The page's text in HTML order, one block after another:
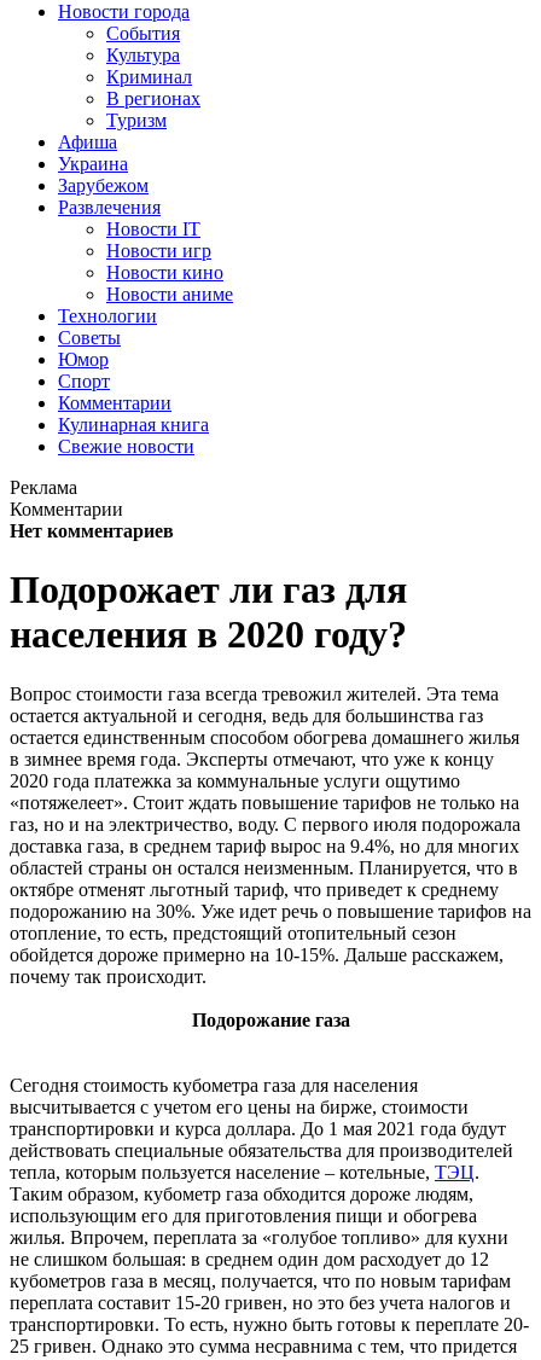
Новости города
События
Культура
Криминал
В регионах
Туризм
Афиша
Украина
Зарубежом
Развлечения
Новости IT
Новости игр
Новости кино
Новости аниме
Технологии
Советы
Юмор
Спорт
Комментарии
Кулинарная книга
Свежие новости
Реклама
Комментарии
Нет комментариев
Подорожает ли газ для
населения в 2020 году?
Вопрос стоимости газа всегда тревожил жителей. Эта тема
остается актуальной и сегодня, ведь для большинства газ
остается единственным способом обогрева домашнего жилья
в зимнее время года. Эксперты отмечают, что уже к концу
2020 года платежка за коммунальные услуги ощутимо
«потяжелеет». Стоит ждать повышение тарифов не только на
газ, но и на электричество, воду. С первого июля подорожала
доставка газа, в среднем тариф вырос на 9.4%, но для многих
областей страны он остался неизменным. Планируется, что в
октябре отменят льготный тариф, что приведет к среднему
подорожанию на 30%. Уже идет речь о повышение тарифов на
отопление, то есть, предстоящий отопительный сезон
обойдется дороже примерно на 10-15%. Дальше расскажем,
почему так происходит.
Подорожание газа
Сегодня стоимость кубометра газа для населения
высчитывается с учетом его цены на бирже, стоимости
транспортировки и курса доллара. До 1 мая 2021 года будут
действовать специальные обязательства для производителей
тепла, которым пользуется население – котельные, ТЭЦ.
Таким образом, кубометр газа обходится дороже людям,
использующим его для приготовления пищи и обогрева
жилья. Впрочем, переплата за «голубое топливо» для кухни
не слишком большая: в среднем один дом расходует до 12
кубометров газа в месяц, получается, что по новым тарифам
переплата составит 15-20 гривен, но это без учета налогов и
транспортировки. То есть, нужно быть готовы к переплате 20-
25 гривен. Однако это сумма несравнима с тем, что придется